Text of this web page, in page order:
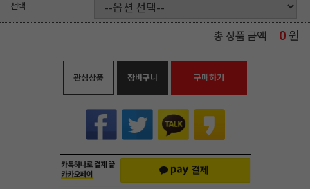
선택
총 상품 금액 0 원
관심상품 장바구니 구매하기